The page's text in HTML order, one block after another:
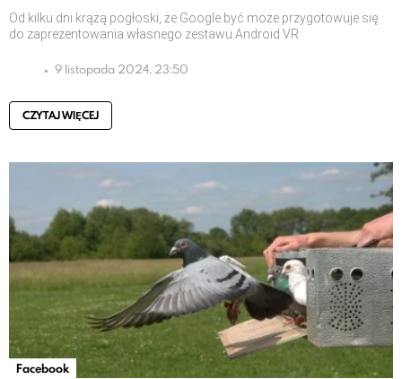
Od kilku dni krążą pogłoski, że Google być może przygotowuje się
do zaprezentowania własnego zestawu Android VR
9 listopada 2024, 23:50
CZYTAJ WIĘCEJ
Facebook